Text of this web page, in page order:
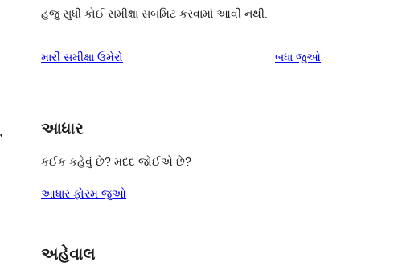
હજુ સુધી કોઈ સમીક્ષા સબમિટ કરવામાં આવી નથી.
મારી સમીક્ષા ઉમેરો બધા સમીક્ષાઓ
જુઓ
આધાર
કંઈક કહેવું છે? મદદ જોઈએ છે?
આધાર ફોરમ જુઓ
અહેવાલ